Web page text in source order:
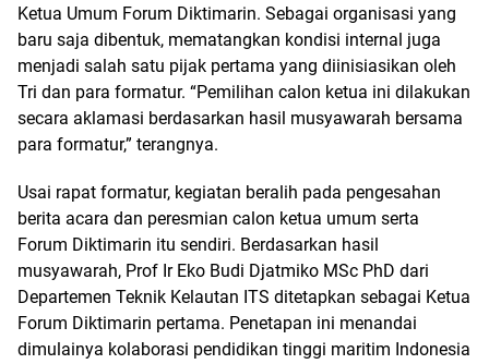
Ketua Umum Forum Diktimarin. Sebagai organisasi yang
baru saja dibentuk, mematangkan kondisi internal juga
menjadi salah satu pijak pertama yang diinisiasikan oleh
Tri dan para formatur. “Pemilihan calon ketua ini dilakukan
secara aklamasi berdasarkan hasil musyawarah bersama
para formatur,” terangnya.
Usai rapat formatur, kegiatan beralih pada pengesahan
berita acara dan peresmian calon ketua umum serta
Forum Diktimarin itu sendiri. Berdasarkan hasil
musyawarah, Prof Ir Eko Budi Djatmiko MSc PhD dari
Departemen Teknik Kelautan ITS ditetapkan sebagai Ketua
Forum Diktimarin pertama. Penetapan ini menandai
dimulainya kolaborasi pendidikan tinggi maritim Indonesia